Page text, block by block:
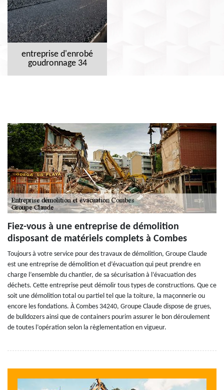
entreprise d'enrobé
goudronnage 34
Fiez-vous à une entreprise de démolition
disposant de matériels complets à Combes
Toujours à votre service pour des travaux de démolition, Groupe Claude
est une entreprise de démolition et d’évacuation qui peut prendre en
charge l’ensemble du chantier, de sa sécurisation à l’évacuation des
déchets. Cette entreprise peut démolir tous types de constructions. Que ce
soit une démolition total ou partiel tel que la toiture, la maçonnerie ou
encore les fondations. À Combes 34240, Groupe Claude dispose de grues,
de bulldozers ainsi que de containers pourim assurer le bon déroulement
de toutes l’opération selon la règlementation en vigueur.